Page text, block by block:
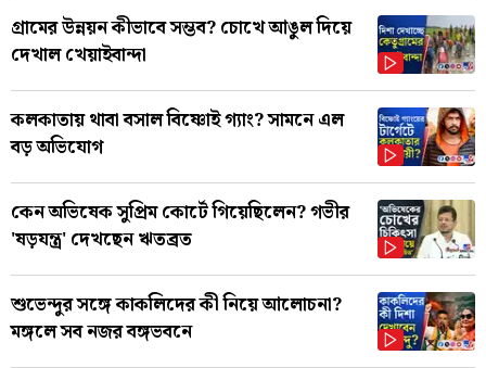
গ্রামের উন্নয়ন কীভাবে সম্ভব? চোখে আঙুল দিয়ে
দেখাল খেয়াইবান্দা
কলকাতায় থাবা বসাল বিষ্ণোই গ্যাং? সামনে এল
বড় অভিযোগ
কেন অভিষেক সুপ্রিম কোর্টে গিয়েছিলেন? গভীর
'ষড়যন্ত্র' দেখছেন ঋতব্রত
শুভেন্দুর সঙ্গে কাকলিদের কী নিয়ে আলোচনা?
মঙ্গলে সব নজর বঙ্গভবনে